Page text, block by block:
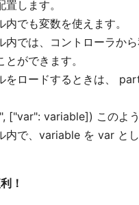
置します。
内でも変数を使えます。
内では、コントローラか
ができます。
をロードするときは、
["var": variable]) このよう
内で、variable を var と
！